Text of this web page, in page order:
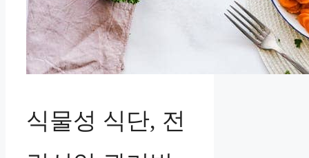
식물성 식단, 전